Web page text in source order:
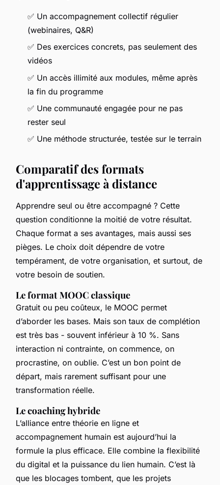
✅ Un accompagnement collectif régulier
(webinaires, Q&R)
✅ Des exercices concrets, pas seulement des
vidéos
✅ Un accès illimité aux modules, même après
la fin du programme
✅ Une communauté engagée pour ne pas
rester seul
✅ Une méthode structurée, testée sur le terrain
Comparatif des formats
d'apprentissage à distance
Apprendre seul ou être accompagné ? Cette
question conditionne la moitié de votre résultat.
Chaque format a ses avantages, mais aussi ses
pièges. Le choix doit dépendre de votre
tempérament, de votre organisation, et surtout, de
votre besoin de soutien.
Le format MOOC classique
Gratuit ou peu coûteux, le MOOC permet
d’aborder les bases. Mais son taux de complétion
est très bas - souvent inférieur à 10 %. Sans
interaction ni contrainte, on commence, on
procrastine, on oublie. C’est un bon point de
départ, mais rarement suffisant pour une
transformation réelle.
Le coaching hybride
L’alliance entre théorie en ligne et
accompagnement humain est aujourd’hui la
formule la plus efficace. Elle combine la flexibilité
du digital et la puissance du lien humain. C’est là
que les blocages tombent, que les projets